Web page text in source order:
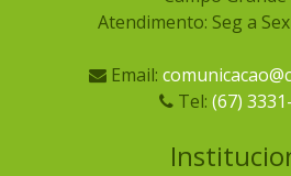
Atendimento: Seg a
Email:
Tel: (67)